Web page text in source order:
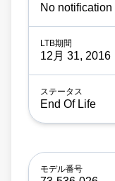
No
12月 31, 2016
End Of Life